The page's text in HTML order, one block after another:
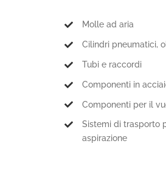
Molle ad aria
Cilindri pneumatici,
Tubi e raccordi
Componenti in
Componenti per il
Sistemi di trasporto
aspirazione